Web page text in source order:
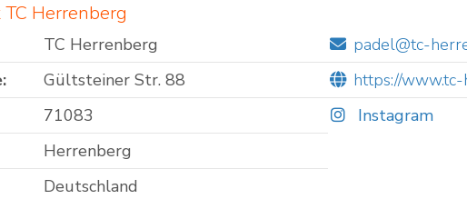
Herrenberg
TC Herrenberg
Gültsteiner Str. 88
71083
Herrenberg
Deutschland
padel@tc-
https://
Instagram